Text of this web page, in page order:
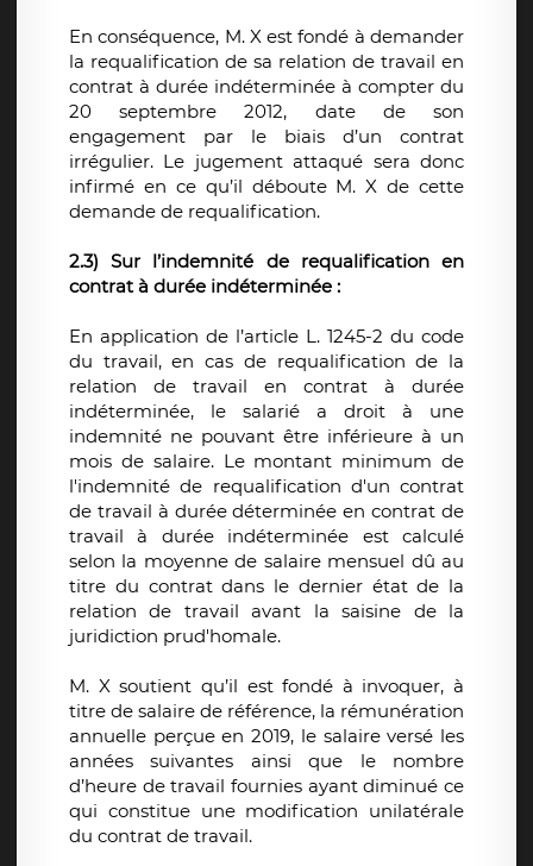
En conséquence, M. X est fondé à demander
la requalification de sa relation de travail en
contrat à durée indéterminée à compter du
20 septembre 2012, date de son
engagement par le biais d’un contrat
irrégulier. Le jugement attaqué sera donc
infirmé en ce qu’il déboute M. X de cette
demande de requalification.
2.3) Sur l’indemnité de requalification en
contrat à durée indéterminée :
En application de l’article L. 1245-2 du code
du travail, en cas de requalification de la
relation de travail en contrat à durée
indéterminée, le salarié a droit à une
indemnité ne pouvant être inférieure à un
mois de salaire. Le montant minimum de
l'indemnité de requalification d'un contrat
de travail à durée déterminée en contrat de
travail à durée indéterminée est calculé
selon la moyenne de salaire mensuel dû au
titre du contrat dans le dernier état de la
relation de travail avant la saisine de la
juridiction prud'homale.
M. X soutient qu’il est fondé à invoquer, à
titre de salaire de référence, la rémunération
annuelle perçue en 2019, le salaire versé les
années suivantes ainsi que le nombre
d’heure de travail fournies ayant diminué ce
qui constitue une modification unilatérale
du contrat de travail.